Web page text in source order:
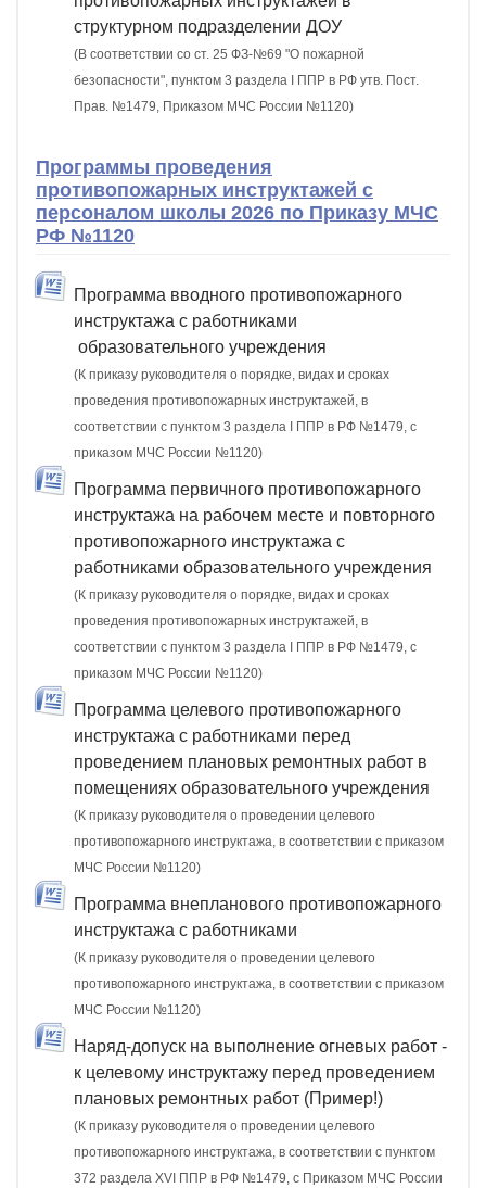
структурном подразделении ДОУ
(В соответствии со ст. 25 ФЗ-№69 "О пожарной
безопасности", пунктом 3 раздела I ППР в РФ утв. Пост.
Прав. №1479, Приказом МЧС России №1120)
Программы проведения
противопожарных инструктажей с
персоналом школы 2026 по Приказу МЧС
РФ №1120
Программа вводного противопожарного
инструктажа с работниками
образовательного учреждения
(К приказу руководителя о порядке, видах и сроках
проведения противопожарных инструктажей, в
соответствии с пунктом 3 раздела I ППР в РФ №1479, с
приказом МЧС России №1120)
Программа первичного противопожарного
инструктажа на рабочем месте и повторного
противопожарного инструктажа с
работниками образовательного учреждения
(К приказу руководителя о порядке, видах и сроках
проведения противопожарных инструктажей, в
соответствии с пунктом 3 раздела I ППР в РФ №1479, с
приказом МЧС России №1120)
Программа целевого противопожарного
инструктажа с работниками перед
проведением плановых ремонтных работ в
помещениях образовательного учреждения
(К приказу руководителя о проведении целевого
противопожарного инструктажа, в соответствии с приказом
МЧС России №1120)
Программа внепланового противопожарного
инструктажа с работниками
(К приказу руководителя о проведении целевого
противопожарного инструктажа, в соответствии с приказом
МЧС России №1120)
Наряд-допуск на выполнение огневых работ -
к целевому инструктажу перед проведением
плановых ремонтных работ (Пример!)
(К приказу руководителя о проведении целевого
противопожарного инструктажа, в соответствии с пунктом
372 раздела XVI ППР в РФ №1479, c Приказом МЧС России